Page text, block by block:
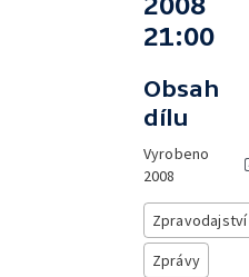
21:00
Obsah
dílu
Vyrobeno
2008
Zpravodajství
Zprávy